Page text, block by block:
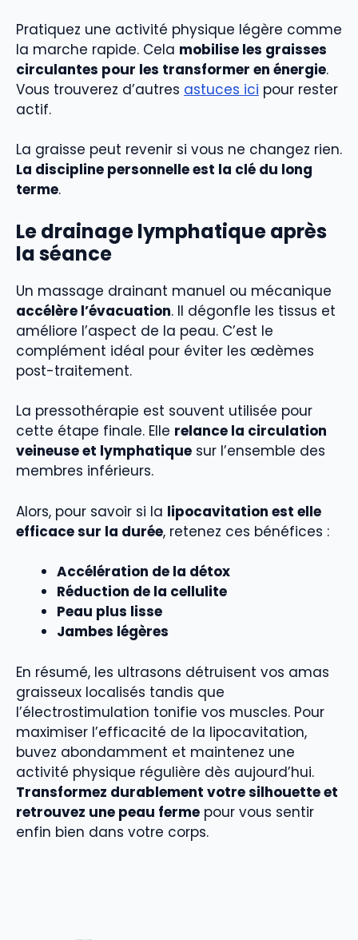
Pratiquez une activité physique légère comme
la marche rapide. Cela mobilise les graisses
circulantes pour les transformer en énergie.
Vous trouverez d’autres astuces ici pour rester
actif.
La graisse peut revenir si vous ne changez rien.
La discipline personnelle est la clé du long
terme.
Le drainage lymphatique après
la séance
Un massage drainant manuel ou mécanique
accélère l’évacuation. Il dégonfle les tissus et
améliore l’aspect de la peau. C’est le
complément idéal pour éviter les œdèmes
post-traitement.
La pressothérapie est souvent utilisée pour
cette étape finale. Elle relance la circulation
veineuse et lymphatique sur l’ensemble des
membres inférieurs.
Alors, pour savoir si la lipocavitation est elle
efficace sur la durée, retenez ces bénéfices :
Accélération de la détox
Réduction de la cellulite
Peau plus lisse
Jambes légères
En résumé, les ultrasons détruisent vos amas
graisseux localisés tandis que
l’électrostimulation tonifie vos muscles. Pour
maximiser l’efficacité de la lipocavitation,
buvez abondamment et maintenez une
activité physique régulière dès aujourd’hui.
Transformez durablement votre silhouette et
retrouvez une peau ferme pour vous sentir
enfin bien dans votre corps.